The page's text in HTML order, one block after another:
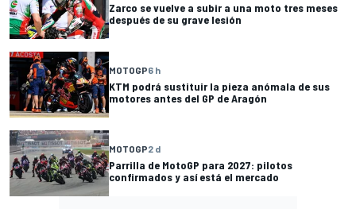
Zarco se vuelve a subir a una moto tres meses
después de su grave lesión
MOTOGP6 h
KTM podrá sustituir la pieza anómala de sus
motores antes del GP de Aragón
MOTOGP2 d
Parrilla de MotoGP para 2027: pilotos
confirmados y así está el mercado